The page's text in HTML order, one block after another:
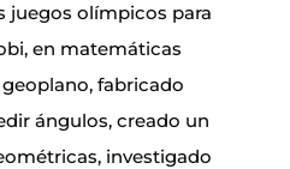
juegos olímpicos para
en matemáticas
fabricado
ángulos, creado un
investigado